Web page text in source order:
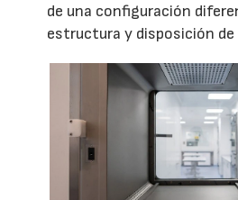
de una configuración
estructura y disposición